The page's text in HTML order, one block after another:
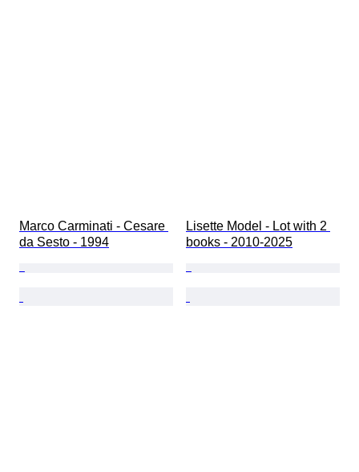
Marco Carminati - Cesare
da Sesto - 1994
Lisette Model - Lot with 2
books - 2010-2025